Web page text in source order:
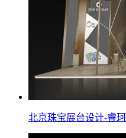
北京珠宝展台设计-睿珂